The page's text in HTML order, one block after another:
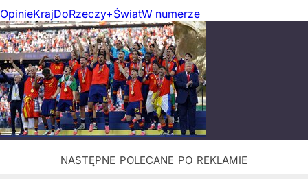
OpinieKrajDoRzeczy+ŚwiatW numerze